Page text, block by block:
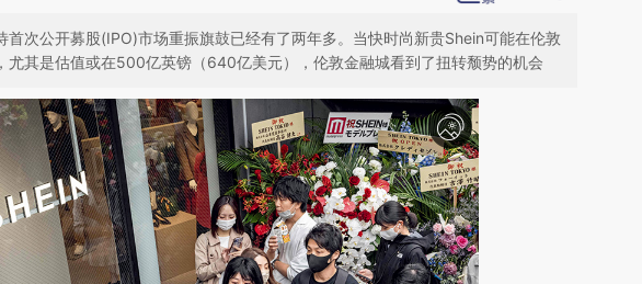
首次公开募股(IPO)市场重振旗鼓已经有了两年多。当快时尚新贵Shein可能在伦敦
尤其是估值或在500亿英镑（640亿美元），伦敦金融城看到了扭转颓势的机会